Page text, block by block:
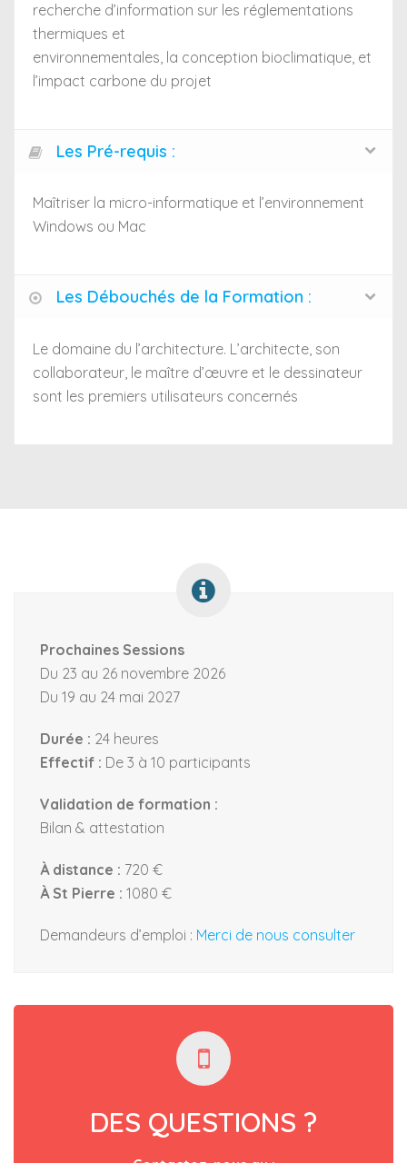
recherche d’information sur les réglementations
thermiques et
environnementales, la conception bioclimatique, et
l’impact carbone du projet
Les Pré-requis :
Maîtriser la micro-informatique et l’environnement
Windows ou Mac
Les Débouchés de la Formation :
Le domaine du l’architecture. L’architecte, son
collaborateur, le maître d’œuvre et le dessinateur
sont les premiers utilisateurs concernés
Prochaines Sessions
Du 23 au 26 novembre 2026
Du 19 au 24 mai 2027
Durée : 24 heures
Effectif : De 3 à 10 participants
Validation de formation :
Bilan & attestation
À distance : 720 €
À St Pierre : 1080 €
Demandeurs d’emploi : Merci de nous consulter
DES QUESTIONS ?